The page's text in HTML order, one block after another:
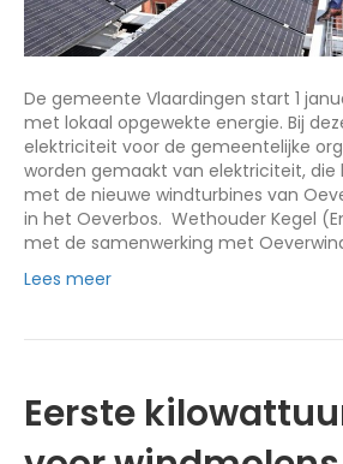
De gemeente Vlaardingen start 1
met lokaal opgewekte energie. Bij
elektriciteit voor de gemeentelijke
worden gemaakt van elektriciteit, die
met de nieuwe windturbines van
in het Oeverbos. Wethouder Kegel
met de samenwerking met
Lees meer
Eerste